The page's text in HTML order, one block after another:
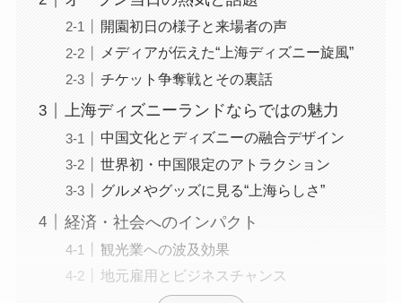
開園初日の様子と来場者の声
メディアが伝えた“上海ディズニー旋風”
チケット争奪戦とその裏話
上海ディズニーランドならではの魅力
中国文化とディズニーの融合デザイン
世界初・中国限定のアトラクション
グルメやグッズに見る“上海らしさ”
経済・社会へのインパクト
観光業への波及効果
地元雇用とビジネスチャンス